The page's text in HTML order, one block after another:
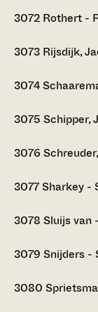
3072 Rothert -
3073 Rijsdijk,
3074
3075 Schipper,
3076
3077Sharkey -
3078 Sluijs van
3079 Snijders -
3080